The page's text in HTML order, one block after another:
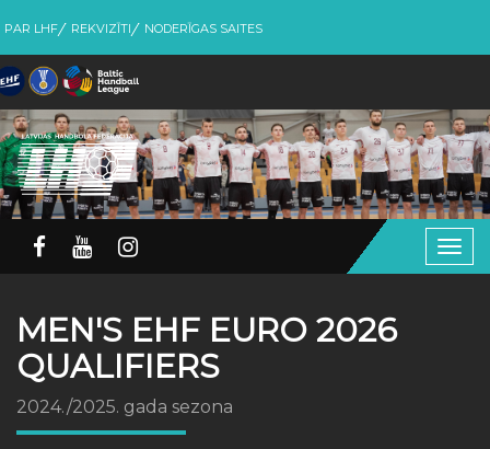
PAR LHF REKVIZĪTI NODERĪGAS SAITES
MEN'S EHF EURO 2026
QUALIFIERS
2024./2025. gada sezona